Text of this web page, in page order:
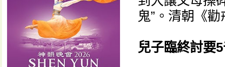
鬼”。清朝《
兒子臨終討要